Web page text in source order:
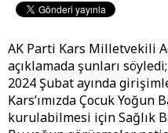
AK Parti Kars Milletvekili
açıklamada şunları
2024 Şubat ayında
Kars’ımızda Çocuk Yoğun
kurulabilmesi için Sağlık